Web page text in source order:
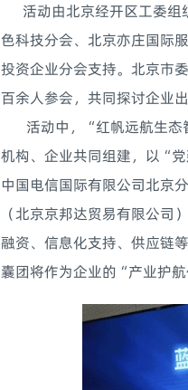
活动由北京经开区工委组
色科技分会、北京亦庄国际
投资企业分会支持。北京市
百余人参会，共同探讨企业
活动中，“红帆远航生态
机构、企业共同组建，以“
中国电信国际有限公司北京
（北京京邦达贸易有限公司
融资、信息化支持、供应链
囊团将作为企业的“产业护